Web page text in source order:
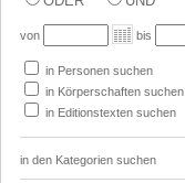
von bis
in Personen suchen
in Körperschaften suchen
in Editionstexten suchen
in den Kategorien suchen